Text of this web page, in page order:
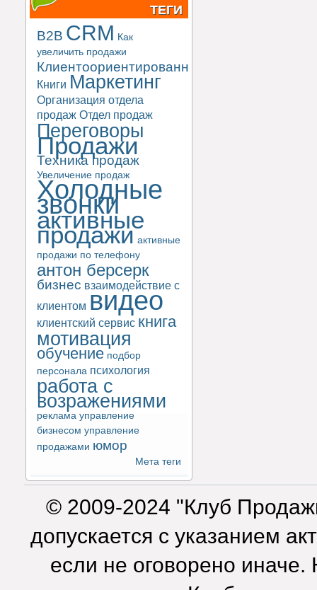
ТЕГИ
B2B CRM Как
увеличить продажи
Клиентоориентированность
Книги Маркетинг
Организация отдела
продаж Отдел продаж
Переговоры
Продажи
Техника продаж
Увеличение продаж
Холодные
звонки
активные
продажи активные
продажи по телефону
антон берсерк
бизнес взаимодействие с
клиентом видео
клиентский сервис книга
мотивация
обучение подбор
персонала психология
работа с
возражениями
реклама управление
бизнесом управление
продажами юмор
Мета теги
© 2009-2024 "Клуб
допускается с указанием
если не оговорено